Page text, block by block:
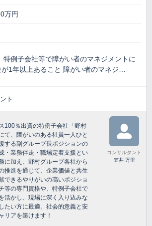
万円
特例子会社等で障がい者のマネジメントに
1年以上あること 障がい者のマネジ…
ト
100％出資の特例子会社「野村
て、障がいのある社員一人ひと
する副グループ長ポジションの
・業務伴走・職場定着支援とい
に加え、野村グループ各社から
推進を通じて、企業価値と共生
できるやりがいの高いポジショ
等の専門資格や、特例子会社で
活かし、現場に深く入り込みな
たい方に最適。社会的意義と安
リアを築けます！
コンサルタント
笠井 万里